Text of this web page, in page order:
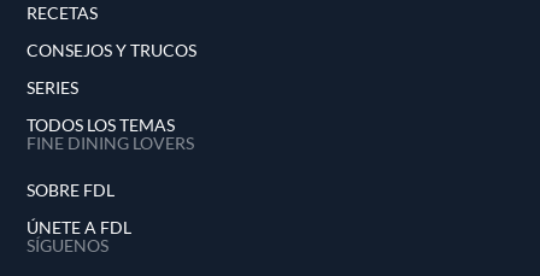
RECETAS
CONSEJOS Y TRUCOS
SERIES
TODOS LOS TEMAS
FINE DINING LOVERS
SOBRE FDL
ÚNETE A FDL
SÍGUENOS